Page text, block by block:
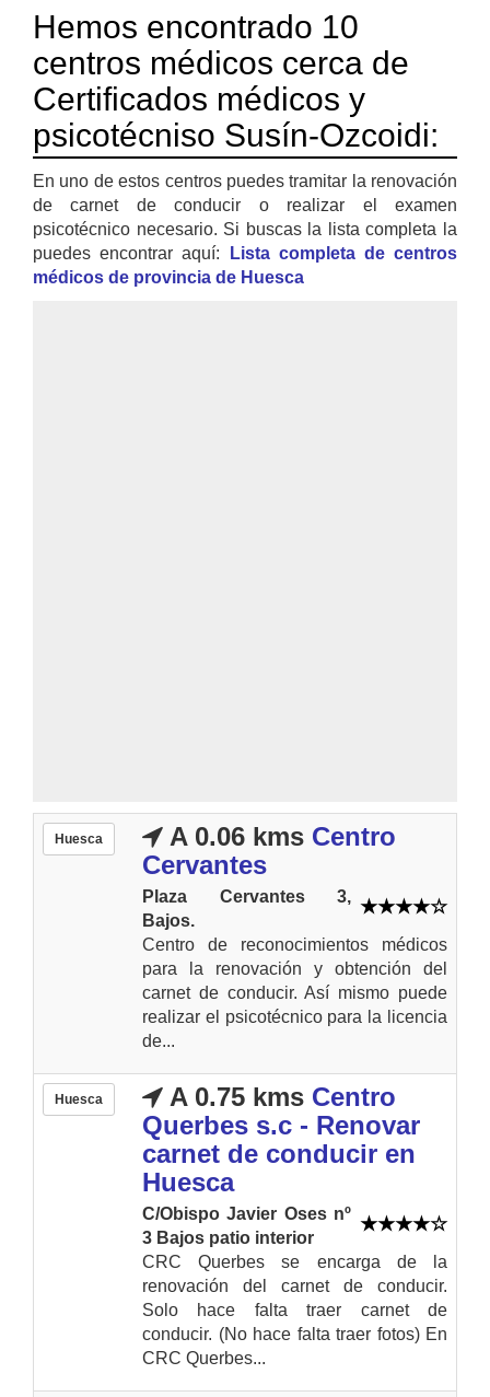
Hemos encontrado 10
centros médicos cerca de
Certificados médicos y
psicotécniso Susín-Ozcoidi:
En uno de estos centros puedes tramitar la renovación
de carnet de conducir o realizar el examen
psicotécnico necesario. Si buscas la lista completa la
puedes encontrar aquí:
Lista completa de centros
médicos de provincia de Huesca
Huesca A 0.06 kms Centro
Cervantes
Plaza Cervantes 3,
Bajos.
Centro de reconocimientos médicos
para la renovación y obtención del
carnet de conducir. Así mismo puede
realizar el psicotécnico para la licencia
de...
Huesca A 0.75 kms Centro
Querbes s.c - Renovar
carnet de conducir en
Huesca
C/Obispo Javier Oses nº
3 Bajos patio interior
CRC Querbes se encarga de la
renovación del carnet de conducir.
Solo hace falta traer carnet de
conducir. (No hace falta traer fotos) En
CRC Querbes...